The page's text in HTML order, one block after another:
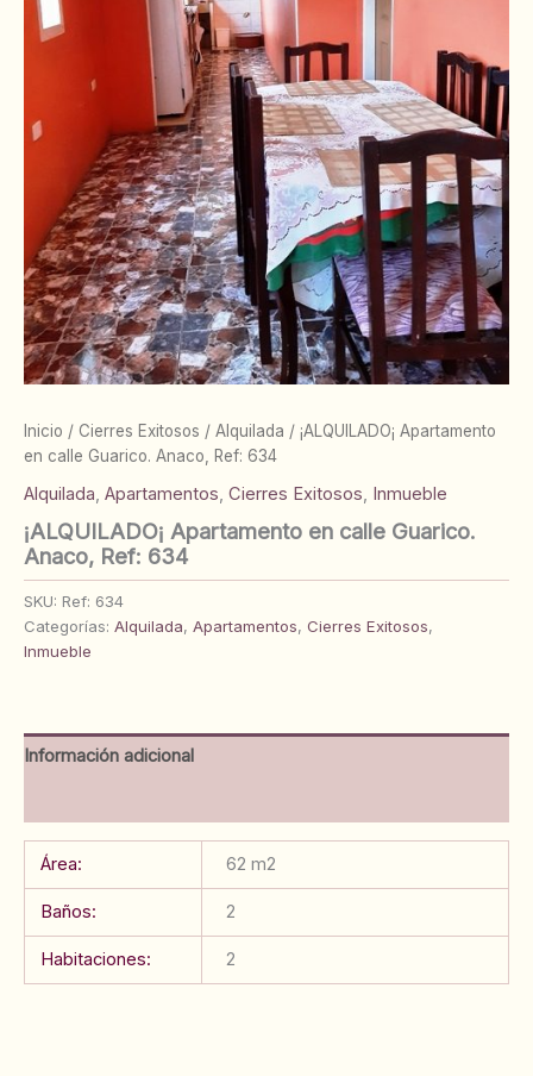
Inicio / Cierres Exitosos / Alquilada / ¡ALQUILADO¡ Apartamento
en calle Guarico. Anaco, Ref: 634
Alquilada, Apartamentos, Cierres Exitosos, Inmueble
¡ALQUILADO¡ Apartamento en calle Guarico.
Anaco, Ref: 634
SKU: Ref: 634
Categorías: Alquilada, Apartamentos, Cierres Exitosos,
Inmueble
Información adicional
Área: 62 m2
Baños: 2
Habitaciones: 2